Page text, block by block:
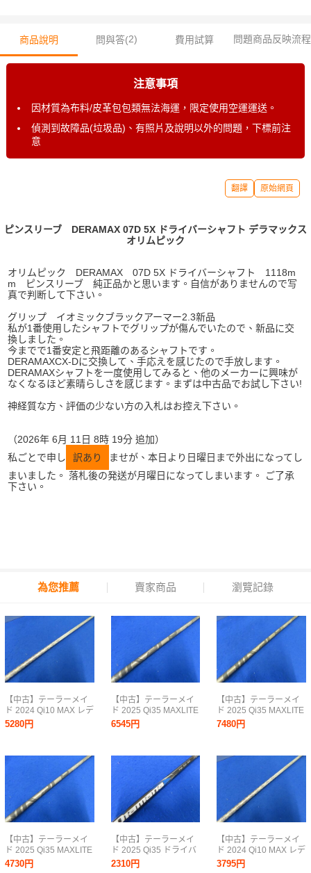
商品說明 問與答(2) 費用試算 問題商品反映流程
注意事項
因材質為布料/皮革包包類無法海運，限定使用空運運送。
偵測到故障品(垃圾品)、有照片及說明以外的問題，下標前注
意
翻譯 原始網頁
ピンスリーブ DERAMAX 07D 5X ドライバーシャフト デラマックス
オリムピック
オリムピック DERAMAX 07D 5X ドライバーシャフト 1118m
m ピンスリーブ 純正品かと思います。自信がありませんので写
真で判断して下さい。
グリップ イオミックブラックアーマー2.3新品
私が1番使用したシャフトでグリップが傷んでいたので、新品に交
換しました。
今までで1番安定と飛距離のあるシャフトです。
DERAMAXCX-Dに交換して、手応えを感じたので手放します。
DERAMAXシャフトを一度使用してみると、他のメーカーに興味が
なくなるほど素晴らしさを感じます。まずは中古品でお試し下さい!
神経質な方、評価の少ない方の入札はお控え下さい。
（2026年 6月 11日 8時 19分 追加）
私ごとで申し
訳あり
ませが、本日より日曜日まで外出になってし
まいました。 落札後の発送が月曜日になってしまいます。 ご了承
下さい。
為您推薦 賣家商品 瀏覽記錄
【中古】テーラーメイ
ド 2024 Qi10 MAX レデ
ィース ドライバー用 ス
リーブ付シャフト単体
5280円
【中古】テーラーメイ
ド 2025 Qi35 MAXLITE
ドライバー用 スリーブ
付シャフト単体【SR】
4730円
【中古】テーラーメイ
ド 2025 Qi35 MAXLITE
ドライバー用 スリーブ
付シャフト単体【S】
6545円
【中古】テーラーメイ
ド 2025 Qi35 ドライバ
ー用 スリーブ付シャフ
ト単体【SR】Diamana
2310円
【中古】テーラーメイ
ド 2025 Qi35 MAXLITE
ドライバー用 スリーブ
付シャフト単体【R】
7480円
【中古】テーラーメイ
ド 2024 Qi10 MAX レデ
ィース ドライバー用 ス
リーブ付シャフト単体
3795円